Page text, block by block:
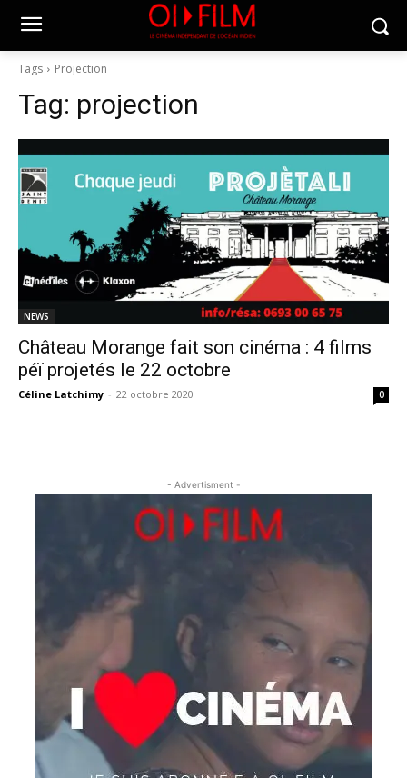
Tags Projection
Tag: projection
NEWS
Château Morange fait son cinéma : 4 films
péï projetés le 22 octobre
Céline Latchimy - 22 octobre 2020 0
- Advertisment -